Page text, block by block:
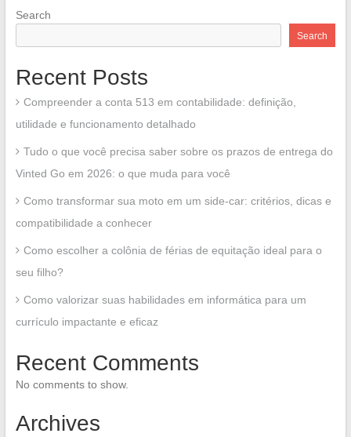
Search
Search
Recent Posts
Compreender a conta 513 em contabilidade: definição,
utilidade e funcionamento detalhado
Tudo o que você precisa saber sobre os prazos de entrega do
Vinted Go em 2026: o que muda para você
Como transformar sua moto em um side-car: critérios, dicas e
compatibilidade a conhecer
Como escolher a colônia de férias de equitação ideal para o
seu filho?
Como valorizar suas habilidades em informática para um
currículo impactante e eficaz
Recent Comments
No comments to show.
Archives